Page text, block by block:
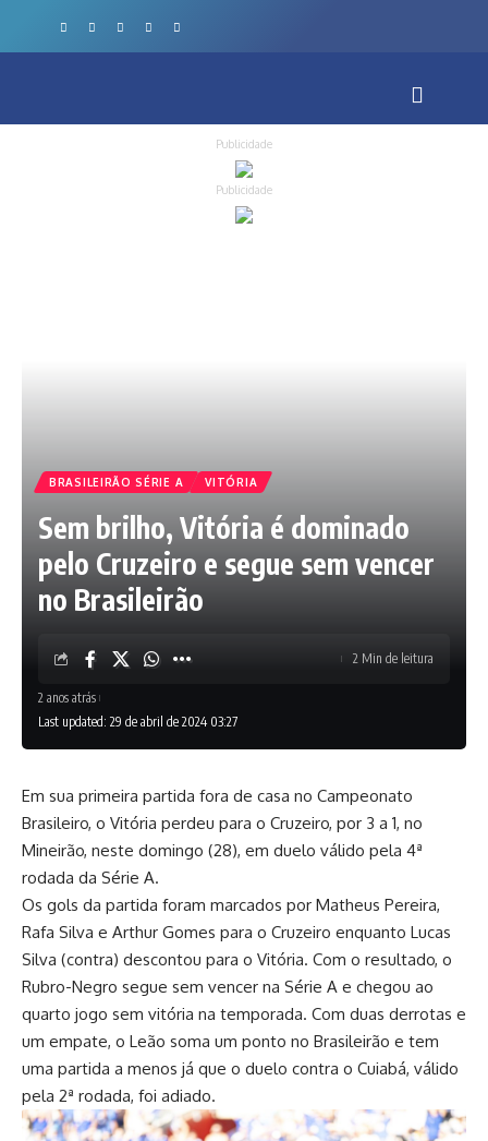
Publicidade
Publicidade
BRASILEIRÃO SÉRIE A VITÓRIA
Sem brilho, Vitória é dominado
pelo Cruzeiro e segue sem vencer
no Brasileirão
Last updated: 29 de abril de 2024 03:27
2 anos atrás
2 Min de leitura
Em sua primeira partida fora de casa no Campeonato
Brasileiro, o Vitória perdeu para o Cruzeiro, por 3 a 1, no
Mineirão, neste domingo (28), em duelo válido pela 4ª
rodada da Série A.
Os gols da partida foram marcados por Matheus Pereira,
Rafa Silva e Arthur Gomes para o Cruzeiro enquanto Lucas
Silva (contra) descontou para o Vitória. Com o resultado, o
Rubro-Negro segue sem vencer na Série A e chegou ao
quarto jogo sem vitória na temporada. Com duas derrotas e
um empate, o Leão soma um ponto no Brasileirão e tem
uma partida a menos já que o duelo contra o Cuiabá, válido
pela 2ª rodada, foi adiado.